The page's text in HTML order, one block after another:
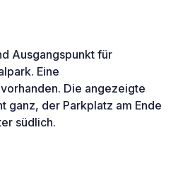
Ausgangspunkt für
Eine
Die angezeigte
ganz, der Parkplatz am Ende
südlich.